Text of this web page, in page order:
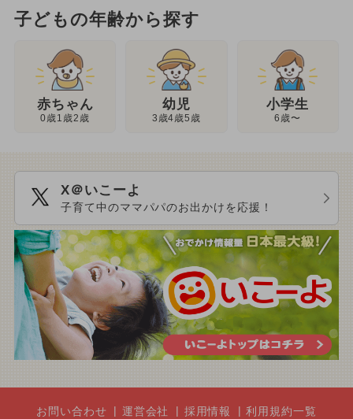
子どもの年齢から探す
赤ちゃん
0歳1歳2歳
幼児
3歳4歳5歳
小学生
6歳〜
X＠いこーよ
子育て中のママパパのお出かけを応援！
お問い合わせ 運営会社 採用情報 利用規約一覧